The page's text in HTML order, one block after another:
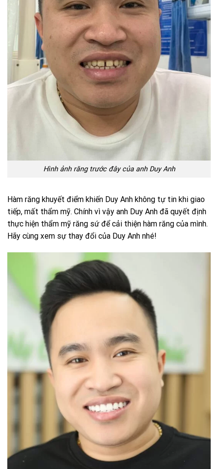
Hình ảnh răng trước đây của anh Duy Anh
Hàm răng khuyết điểm khiến Duy Anh không tự tin khi giao
tiếp, mất thẩm mỹ. Chính vì vậy anh Duy Anh đã quyết định
thực hiện thẩm mỹ răng sứ để cải thiện hàm răng của mình.
Hãy cùng xem sự thay đổi của Duy Anh nhé!